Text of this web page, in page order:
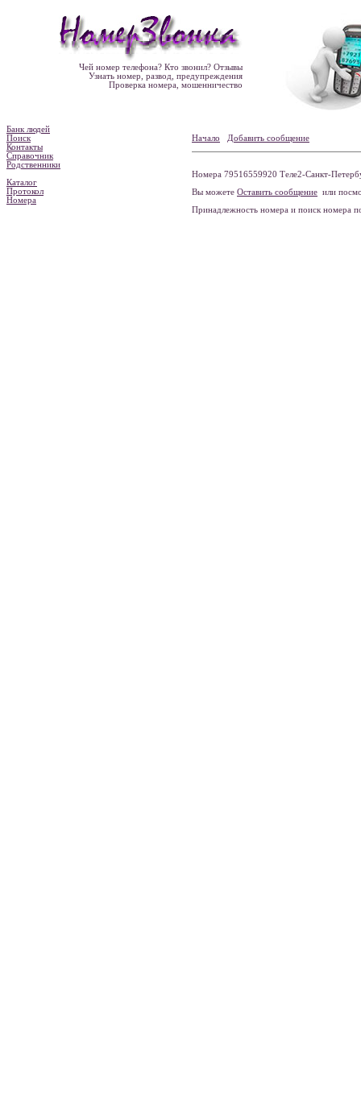
Чей номер телефона? Кто звонил? Отзывы
Узнать номер, развод, предупреждения
Проверка номера, мошенничество
Банк людей
Поиск
Контакты
Справочник
Родственники
Каталог
Протокол
Номера
Начало Добавить сообщение
Номера 79516559920 Теле2-Санкт-
Вы можете Оставить сообщение или
Принадлежность номера и поиск номера